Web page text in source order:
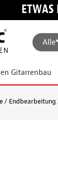
ETWAS
Alle
Gitarrenbau
Endbearbeitung